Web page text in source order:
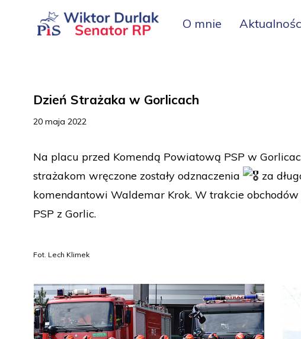
Dzień Strażaka w Gorlicach
20 maja 2022
Na placu przed Komendą Powiatową PSP w
strażakom wręczone zostały odznaczenia
za
komendantowiWaldemar Krok. W trakcie
PSP z Gorlic.
Fot. Lech Klimek
O mnie